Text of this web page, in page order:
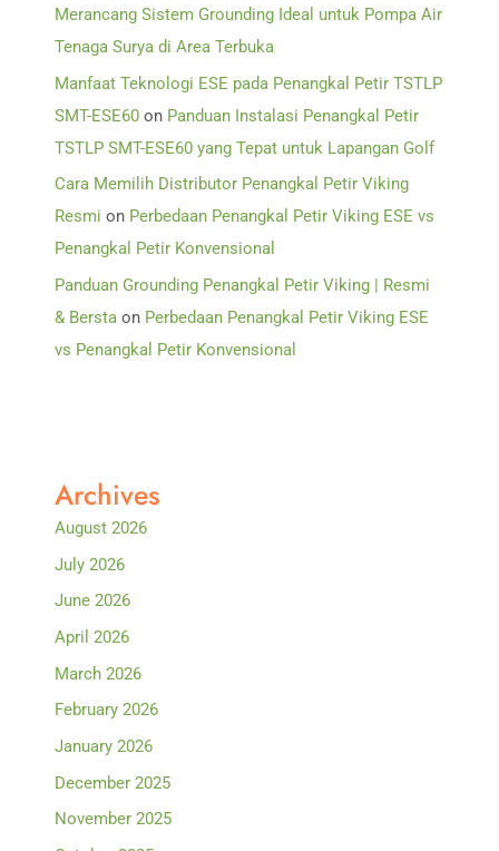
Merancang Sistem Grounding Ideal untuk Pompa Air
Tenaga Surya di Area Terbuka
Manfaat Teknologi ESE pada Penangkal Petir TSTLP
SMT-ESE60 on Panduan Instalasi Penangkal Petir
TSTLP SMT-ESE60 yang Tepat untuk Lapangan Golf
Cara Memilih Distributor Penangkal Petir Viking
Resmi on Perbedaan Penangkal Petir Viking ESE vs
Penangkal Petir Konvensional
Panduan Grounding Penangkal Petir Viking | Resmi
& Bersta on Perbedaan Penangkal Petir Viking ESE
vs Penangkal Petir Konvensional
Archives
August 2026
July 2026
June 2026
April 2026
March 2026
February 2026
January 2026
December 2025
November 2025